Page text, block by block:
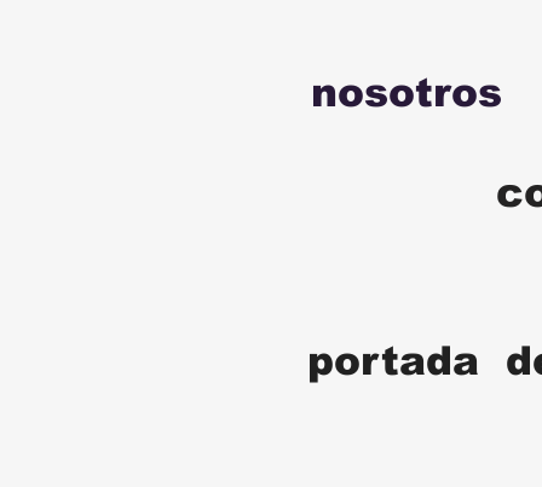
nosotros
portada